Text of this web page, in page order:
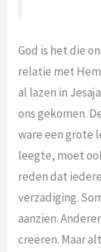
God is het die
relatie met
al lazen in
ons gekomen.
ware een grote
leegte, moet
reden dat
verzadiging.
aanzien.
creëren. Maar